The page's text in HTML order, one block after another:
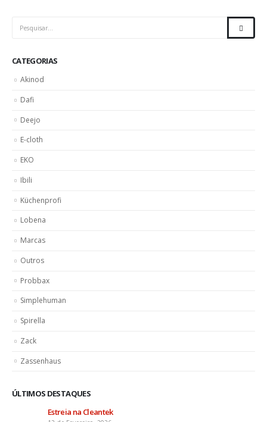
CATEGORIAS
Akinod
Dafi
Deejo
E-cloth
EKO
Ibili
Küchenprofi
Lobena
Marcas
Outros
Probbax
Simplehuman
Spirella
Zack
Zassenhaus
ÚLTIMOS DESTAQUES
Estreia na Cleantek